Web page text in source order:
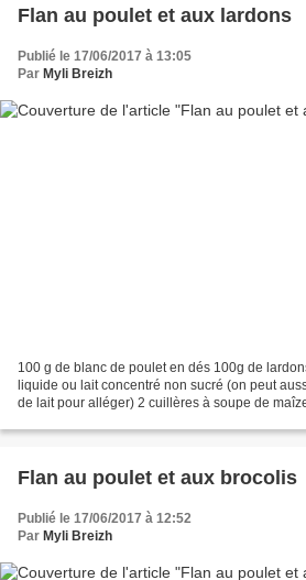
Flan au poulet et aux lardons
Publié le 17/06/2017 à 13:05
Par Myli Breizh
100 g de blanc de poulet en dés 100g de
liquide ou lait concentré non sucré (on peut
de lait pour alléger) 2 cuillères à soupe de
Flan au poulet et aux brocolis
Publié le 17/06/2017 à 12:52
Par Myli Breizh